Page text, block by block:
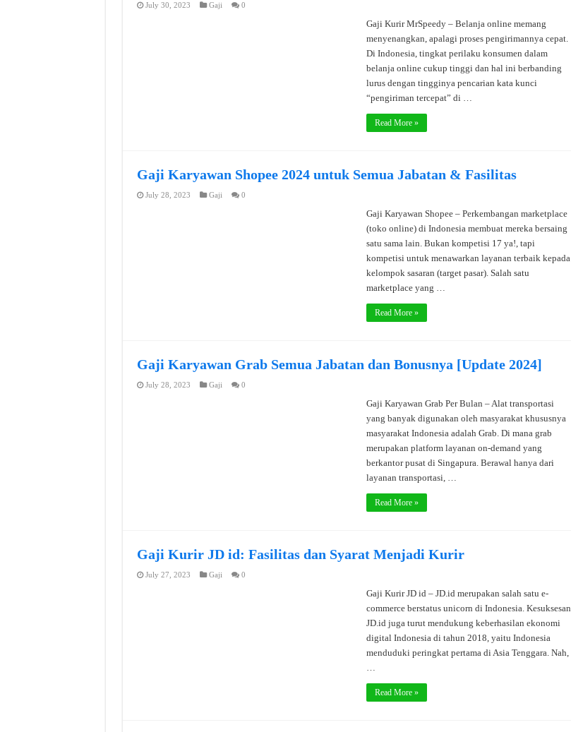
July 30, 2023 Gaji 0
Gaji Kurir MrSpeedy – Belanja online memang
menyenangkan, apalagi proses pengirimannya cepat.
Di Indonesia, tingkat perilaku konsumen dalam
belanja online cukup tinggi dan hal ini berbanding
lurus dengan tingginya pencarian kata kunci
“pengiriman tercepat” di …
Read More »
Gaji Karyawan Shopee 2024 untuk Semua Jabatan & Fasilitas
July 28, 2023 Gaji 0
Gaji Karyawan Shopee – Perkembangan marketplace
(toko online) di Indonesia membuat mereka bersaing
satu sama lain. Bukan kompetisi 17 ya!, tapi
kompetisi untuk menawarkan layanan terbaik kepada
kelompok sasaran (target pasar). Salah satu
marketplace yang …
Read More »
Gaji Karyawan Grab Semua Jabatan dan Bonusnya [Update 2024]
July 28, 2023 Gaji 0
Gaji Karyawan Grab Per Bulan – Alat transportasi
yang banyak digunakan oleh masyarakat khususnya
masyarakat Indonesia adalah Grab. Di mana grab
merupakan platform layanan on-demand yang
berkantor pusat di Singapura. Berawal hanya dari
layanan transportasi, …
Read More »
Gaji Kurir JD id: Fasilitas dan Syarat Menjadi Kurir
July 27, 2023 Gaji 0
Gaji Kurir JD id – JD.id merupakan salah satu e-
commerce berstatus unicorn di Indonesia. Kesuksesan
JD.id juga turut mendukung keberhasilan ekonomi
digital Indonesia di tahun 2018, yaitu Indonesia
menduduki peringkat pertama di Asia Tenggara. Nah,
…
Read More »